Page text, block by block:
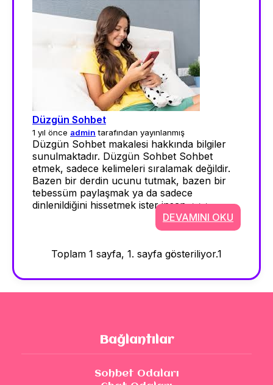
Düzgün Sohbet
1 yıl önce admin tarafından yayınlanmış
Düzgün Sohbet makalesi hakkında bilgiler
sunulmaktadır. Düzgün Sohbet Sohbet
etmek, sadece kelimeleri sıralamak değildir.
Bazen bir derdin ucunu tutmak, bazen bir
tebessüm paylaşmak ya da sadece
dinlenildiğini hissetmek ister insan. >>>
DEVAMINI OKU
Toplam 1 sayfa, 1. sayfa gösteriliyor.1
Bağlantılar
Sohbet Odaları